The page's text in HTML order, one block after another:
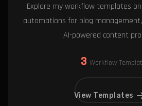
Explore my workflow templates
automations for blog
AI-powered content
3 Workflow
View Templates